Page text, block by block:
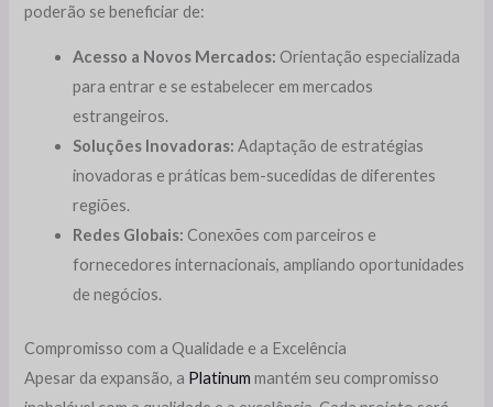
poderão se beneficiar de:
Acesso a Novos Mercados: Orientação especializada
para entrar e se estabelecer em mercados
estrangeiros.
Soluções Inovadoras: Adaptação de estratégias
inovadoras e práticas bem-sucedidas de diferentes
regiões.
Redes Globais: Conexões com parceiros e
fornecedores internacionais, ampliando oportunidades
de negócios.
Compromisso com a Qualidade e a Excelência
Apesar da expansão, a Platinum mantém seu compromisso